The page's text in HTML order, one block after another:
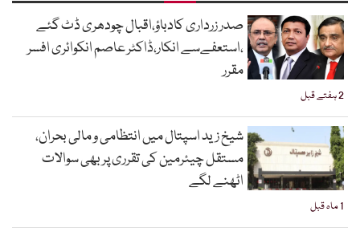
2 ہفتے قبل
صدر زرداری کادباؤ،اقبال چودھری ڈٹ گئے
،استعفےسے انکار،ڈاکٹر عاصم انکوائری افسر
مقرر
1 ماہ قبل
شیخ زید اسپتال میں انتظامی و مالی بحران،
مستقل چیئرمین کی تقرری پر بھی سوالات
اٹھنے لگے